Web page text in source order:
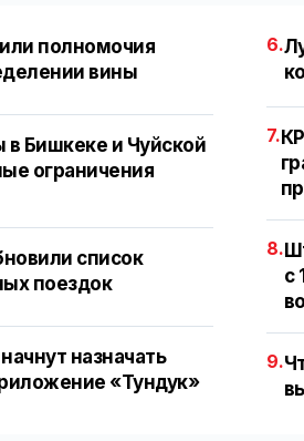
полномочия
вины
Бишкеке и Чуйской
ограничения
список
поездок
назначать
«Тундук»
6.
7.
8.
с
9.